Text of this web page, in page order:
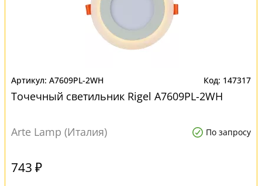
A7609PL-2WH 147317
Точечный светильник Rigel A7609PL-2WH
Arte Lamp (Италия) По запросу
743 ₽